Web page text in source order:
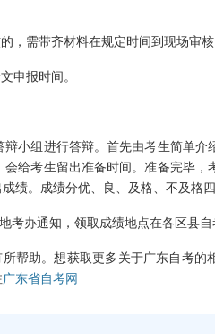
需带齐材料在规定时间到现场审核
报时间。
组进行答辩。首先由考生简单介
给考生留出准备时间。准备完毕，
绩。成绩分优、良、及格、不及格四
办通知，领取成绩地点在各区县自
助。想获取更多关于广东自考的
广东省自考网